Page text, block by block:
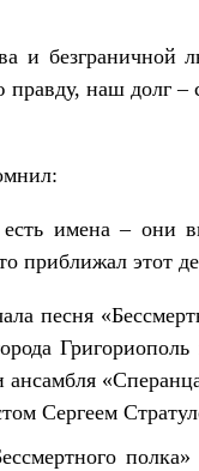
и безграничной
наш долг –
имена – они
приближал этот
песня
ансамбля
Сергеем